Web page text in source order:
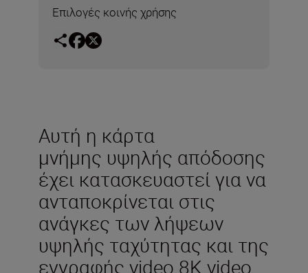
Επιλογές κοινής χρήσης
Αυτή η κάρτα
μνήμης υψηλής απόδοσης
έχει κατασκευαστεί για να
ανταποκρίνεται στις
ανάγκες των λήψεων
υψηλής ταχύτητας και της
εγγραφής video 8K video